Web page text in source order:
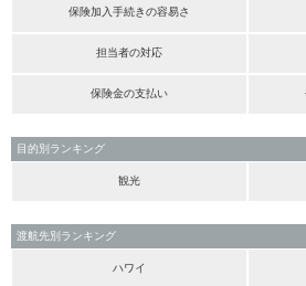
保険加入手続きの容易さ
担当者の対応
保険金の支払い
目的別ランキング
観光
渡航先別ランキング
ハワイ